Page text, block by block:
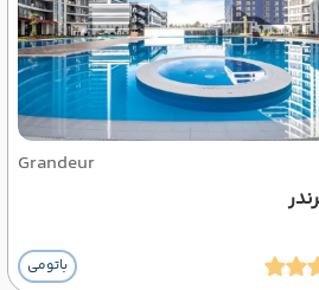
Grandeur
باتومی